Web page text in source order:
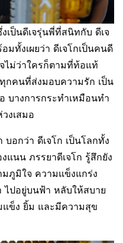
เป็นดีเจรุ่นพี่ที่สนิทกับ ดีเจ
มทั้งเผยว่า ดีเจโกเป็นคนดี
จไม่ว่าใครก็ตามที่ท้อแท้
กคนที่ส่งมอบความรัก เป็น
างการกระทำเหมือนทำ
งเสมอ
อกว่า ดีเจโก เป็นโลกทั้ง
แนน ภรรยาดีเจโก รู้สึกยัง
มภูมิใจ ความแข็งแกร่ง
ไปอยู่บนฟ้า หลับให้สบาย
แข็ง ยิ้ม และมีความสุข